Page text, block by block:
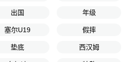
出国 年级
塞尔U19 假摔
垫底 西汉姆